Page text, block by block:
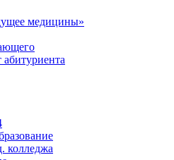
медицины»
колледжа